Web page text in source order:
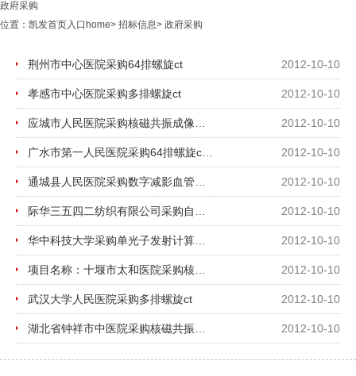
政府采购
位置： 凯发首页入口home> 招标信息> 政府采购
荆州市中心医院采购64排螺旋ct 2012-10-10
孝感市中心医院采购多排螺旋ct 2012-10-10
2012-10-10
2012-10-10
2012-10-10
2012-10-10
2012-10-10
2012-10-10
武汉大学人民医院采购多排螺旋ct 2012-10-10
2012-10-10